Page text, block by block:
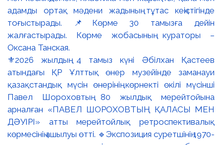
⚜️2026 жылдың 4 тамыз күні Әбілхан Қастеев
атындағы ҚР Ұлттық өнер музейінде заманауи
қазақстандық мүсін өнерінің көрнекті өкілі мүсінші
Павел Шороховтың 80 жылдық мерейтойына
арналған «ПАВЕЛ ШОРОХОВТЫҢ ҚАЛАСЫ МЕН
ДӘУІРІ» атты мерейтойлық ретроспективалық
көрмесінің ашылуы өтті. 🔹Экспозиция суретшінің 1970-